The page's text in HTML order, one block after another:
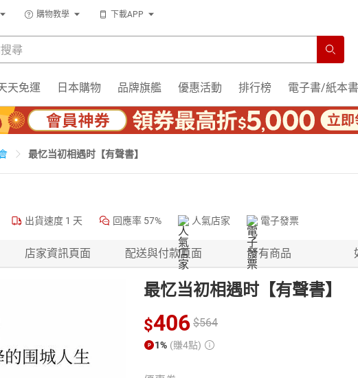
購物教學 下載APP
天免運 日本購物 品牌旗艦 優惠活動 排行榜 電子書/紙本書
最忆当初相遇时【有聲書】
出貨速度 1 天 回應率 57% 人氣店家 電子發票
店家資訊頁面 配送與付款頁面 所有商品
最忆当初相遇时【有聲書】
$406 $564
1% (賺4點)